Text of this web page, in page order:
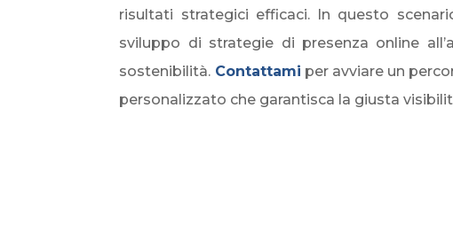
risultati strategici efficaci. In questo
sviluppo di strategie di presenza online
sostenibilità. Contattami per avviare un
personalizzato che garantisca la giusta